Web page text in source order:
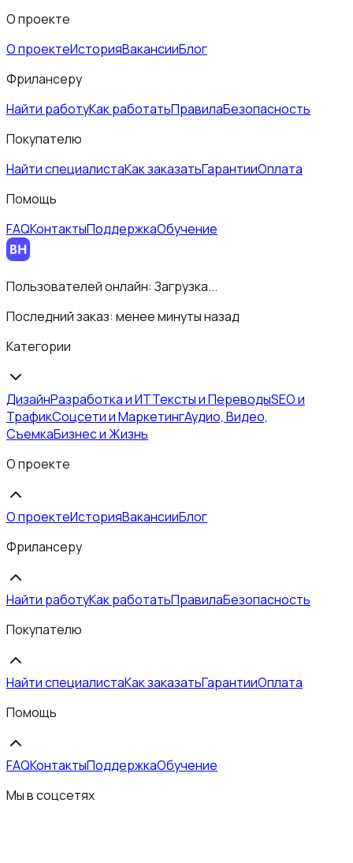
О проекте
О проектеИсторияВакансииБлог
Фрилансеру
Найти работуКак работатьПравилаБезопасность
Покупателю
Найти специалистаКак заказатьГарантииОплата
Помощь
FAQКонтактыПоддержкаОбучение
Пользователей онлайн: Загрузка...
Последний заказ: менее минуты назад
Категории
ДизайнРазработка и ИТТексты и ПереводыSEO и
ТрафикСоцсети и МаркетингАудио, Видео,
СъемкаБизнес и Жизнь
О проекте
О проектеИсторияВакансииБлог
Фрилансеру
Найти работуКак работатьПравилаБезопасность
Покупателю
Найти специалистаКак заказатьГарантииОплата
Помощь
FAQКонтактыПоддержкаОбучение
Мы в соцсетях